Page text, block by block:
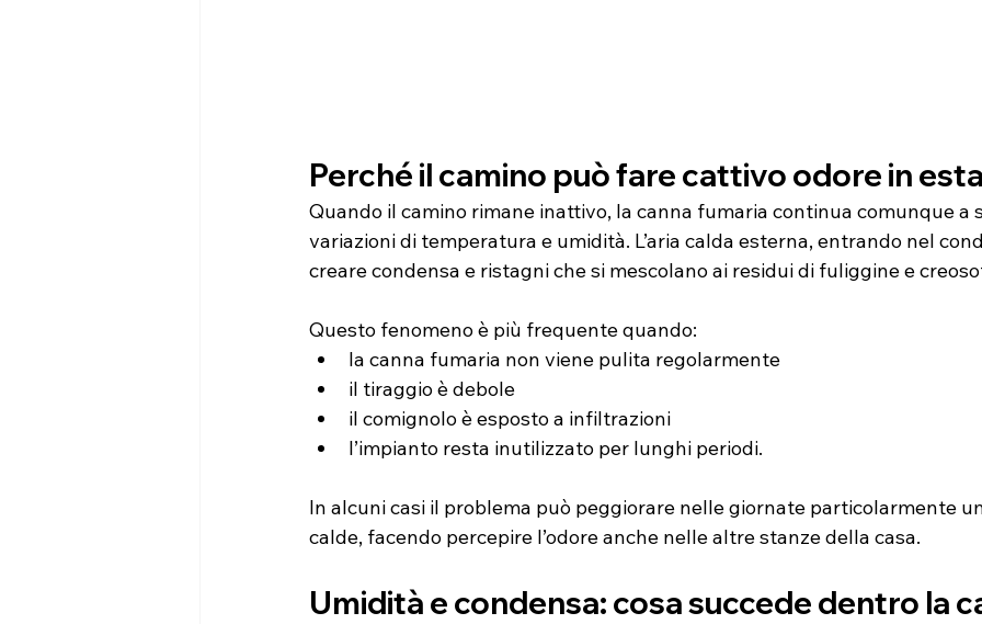
Perché il camino può fare cattivo odore in
Quando il camino rimane inattivo, la canna fumaria continua comunque a
variazioni di temperatura e umidità. L’aria calda esterna, entrando nel
creare condensa e ristagni che si mescolano ai residui di fuliggine e
Questo fenomeno è più frequente quando:
la canna fumaria non viene pulita regolarmente
il tiraggio è debole
il comignolo è esposto a infiltrazioni
l’impianto resta inutilizzato per lunghi periodi.
In alcuni casi il problema può peggiorare nelle giornate particolarmente
calde, facendo percepire l’odore anche nelle altre stanze della casa.
Umidità e condensa: cosa succede dentro la